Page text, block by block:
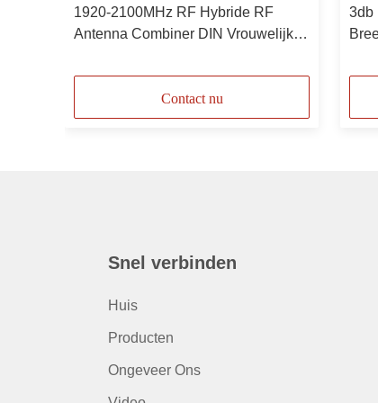
1920-2100MHz RF Hybride RF
Antenna Combiner DIN Vrouwelijke
Contact nu
3db
Snel verbinden
Huis
Producten
Ongeveer Ons